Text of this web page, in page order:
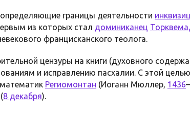
границы деятельности
из которых стал доминиканец
францисканского теолога.
цензуры на книги (духовного
и исправлению пасхалии. С этой
Региомонтан (Иоганн Мюллер, 1436
8 декабря).